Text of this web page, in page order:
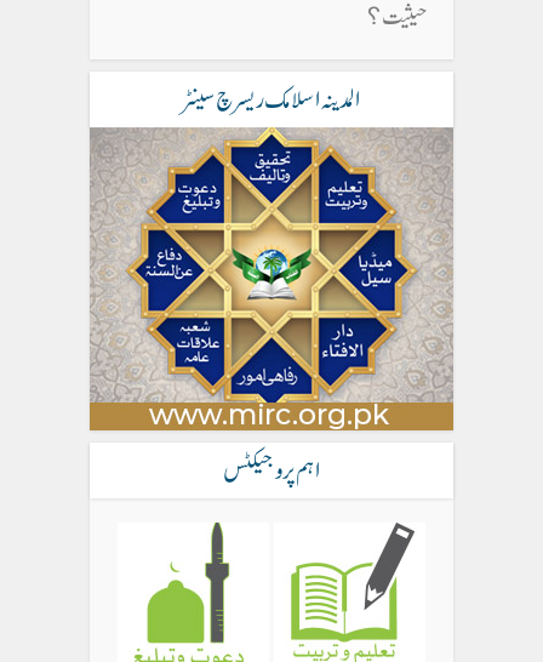
المدینہ اسلامک ریسرچ سینٹر
اہم پروجیکٹس